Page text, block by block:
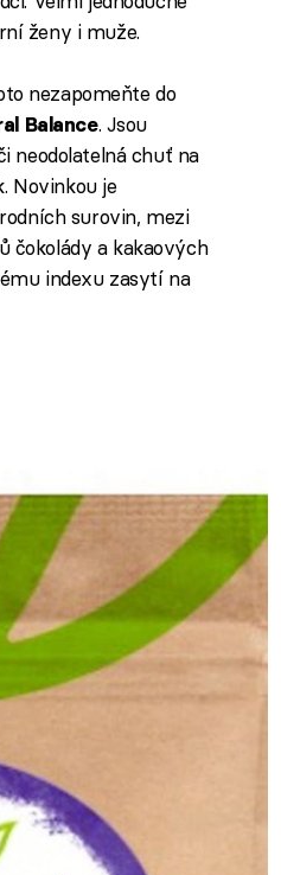
ženy i muže.
nezapomeňte do
Balance. Jsou
neodolatelná chuť na
Novinkou je
surovin, mezi
čokolády a kakaových
indexu zasytí na